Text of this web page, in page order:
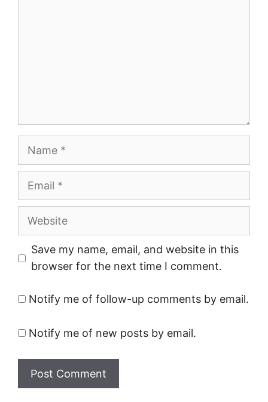
Website
Save my name, email, and website in this
browser for the next time I comment.
Notify me of follow-up comments by email.
Notify me of new posts by email.